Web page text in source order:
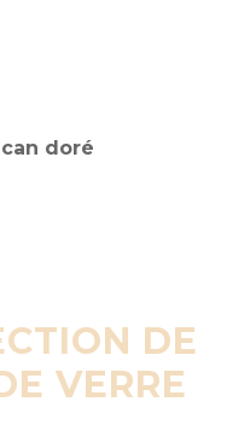
DE
VERRE